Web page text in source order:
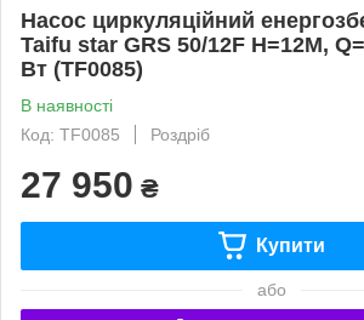
Насос циркуляційний
Taifu star GRS 50/12F H=12M,
Вт (TF0085)
В наявності
Код: TF0085
Роздріб
27 950 ₴
Купити
або